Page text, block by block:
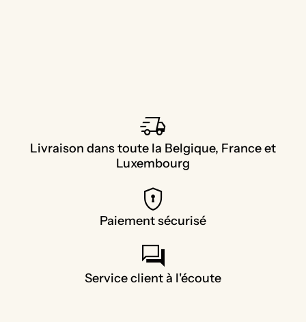
delivery_truck_speed
Livraison dans toute la Belgique, France et
Luxembourg
encrypted
Paiement sécurisé
forum
Service client à l'écoute